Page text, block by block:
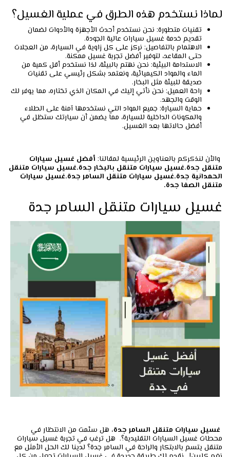
لماذا نستخدم هذه الطرق في عملية الغسيل؟
تقنيات متطورة: نحن نستخدم أحدث الأجهزة والأدوات لضمان
تقديم خدمة غسيل سيارات عالية الجودة.
الاهتمام بالتفاصيل: نركز على كل زاوية في السيارة، من العجلات
حتى المقاعد، لتوفير أفضل تجربة غسيل ممكنة.
الاستدامة البيئية: نحن نهتم بالبيئة، لذا نستخدم أقل كمية من
الماء والمواد الكيميائية، ونعتمد بشكل رئيسي على تقنيات
صديقة للبيئة مثل البخار.
راحة العميل: نحن نأتي إليك في المكان الذي تختاره، مما يوفر لك
الوقت والجهد.
حماية السيارة: جميع المواد التي نستخدمها آمنة على الطلاء
والمكونات الداخلية للسيارة، مما يضمن أن سيارتك ستظل في
أفضل حالاتها بعد الغسيل.
والأن لنذكركم بالعناوين الرئيسية لمقالنا: أفضل غسيل سيارات
متنقل جدة.غسيل سيارات متنقل بالبخار جدة.غسيل سيارات متنقل
الحمدانية جدة.غسيل سيارات متنقل السامر جدة.غسيل سيارات
متنقل الصفا جدة.
غسيل سيارات متنقل السامر جدة
غسيل سيارات متنقل السامر جدة، هل سئمت من الانتظار في
محطات غسيل السيارات التقليدية؟. هل ترغب في تجربة غسيل سيارات
متنقل يتسم بالابتكار والراحة في السامر جدة؟ لدينا لك الحل الأمثل مع